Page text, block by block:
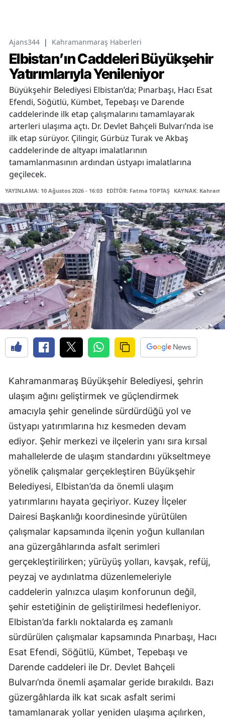
Ajans344 | Kahramanmaraş Haberleri
Elbistan’ın Caddeleri Büyükşehir
Yatırımlarıyla Yenileniyor
Büyükşehir Belediyesi Elbistan’da; Pınarbaşı, Hacı Esat
Efendi, Söğütlü, Kümbet, Tepebaşı ve Darende
caddelerinde ilk etap çalışmalarını tamamlayarak
arterleri ulaşıma açtı. Dr. Devlet Bahçeli Bulvarı’nda ise
ilk etap sürüyor. Çilingir, Gürbüz Turak ve Akbaş
caddelerinde de altyapı imalatlarının
tamamlanmasının ardından üstyapı imalatlarına
geçilecek.
YAYINLAMA: 10 Ağustos 2026 - 16:03 EDİTÖR: Fatma TOPTAŞ KAYNAK:
Kahramanmaraş Büyükşehir Belediyesi, şehrin
ulaşım ağını geliştirmek ve güçlendirmek
amacıyla şehir genelinde sürdürdüğü yol ve
üstyapı yatırımlarına hız kesmeden devam
ediyor. Şehir merkezi ve ilçelerin yanı sıra kırsal
mahallelerde de ulaşım standardını yükseltmeye
yönelik çalışmalar gerçekleştiren Büyükşehir
Belediyesi, Elbistan’da da önemli ulaşım
yatırımlarını hayata geçiriyor. Kuzey İlçeler
Dairesi Başkanlığı koordinesinde yürütülen
çalışmalar kapsamında ilçenin yoğun kullanılan
ana güzergâhlarında asfalt serimleri
gerçekleştirilirken; yürüyüş yolları, kavşak, refüj,
peyzaj ve aydınlatma düzenlemeleriyle
caddelerin yalnızca ulaşım konforunun değil,
şehir estetiğinin de geliştirilmesi hedefleniyor.
Elbistan’da farklı noktalarda eş zamanlı
sürdürülen çalışmalar kapsamında Pınarbaşı, Hacı
Esat Efendi, Söğütlü, Kümbet, Tepebaşı ve
Darende caddeleri ile Dr. Devlet Bahçeli
Bulvarı’nda önemli aşamalar geride bırakıldı. Bazı
güzergâhlarda ilk kat sıcak asfalt serimi
tamamlanarak yollar yeniden ulaşıma açılırken,